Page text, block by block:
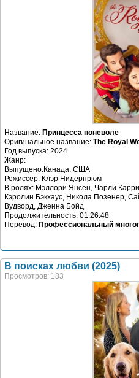
Название: Принцесса поневоле
Оригинальное название: The Royal
Год выпуска: 2024
Жанр:
Выпущено:Канада, США
Режиссер: Клэр Нидерпрюм
В ролях: Мэллори Янсен, Чарли
Кэролин Бэкхаус, Никола Позенер,
Вудворд, Дженна Бойд
Продолжительность: 01:26:48
Перевод: Профессиональный
В поисках любви (2025)
Просмотров: 183